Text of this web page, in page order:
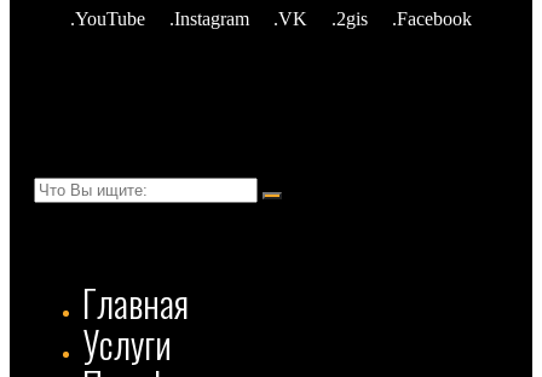
.YouTube .Instagram .VK .2gis .Facebook
Главная
Услуги